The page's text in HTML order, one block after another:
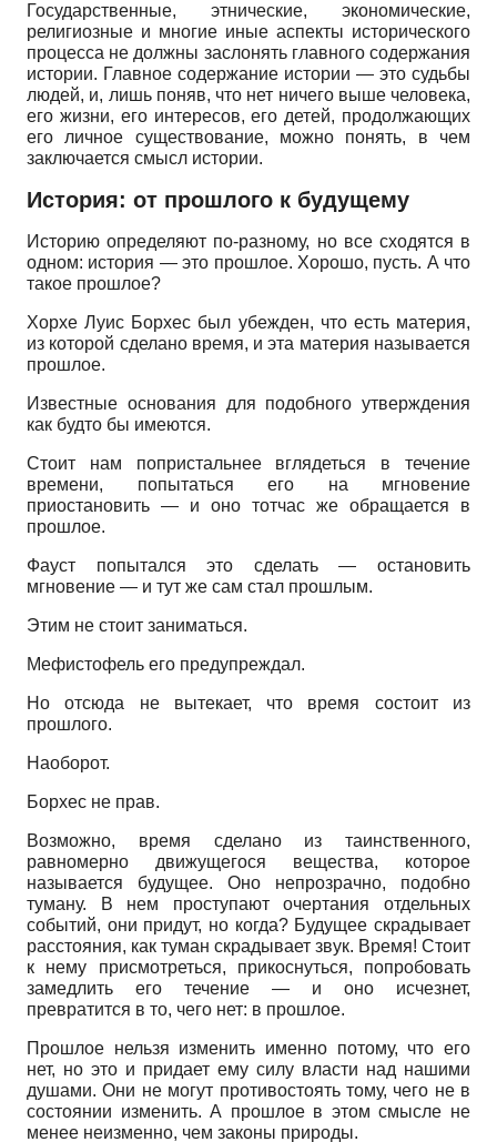
Государственные, этнические, экономические,
религиозные и многие иные аспекты исторического
процесса не должны заслонять главного содержания
истории. Главное содержание истории — это судьбы
людей, и, лишь поняв, что нет ничего выше человека,
его жизни, его интересов, его детей, продолжающих
его личное существование, можно понять, в чем
заключается смысл истории.
История: от прошлого к будущему
Историю определяют по-разному, но все сходятся в
одном: история — это прошлое. Хорошо, пусть. А что
такое прошлое?
Хорхе Луис Борхес был убежден, что есть материя,
из которой сделано время, и эта материя называется
прошлое.
Известные основания для подобного утверждения
как будто бы имеются.
Стоит нам попристальнее вглядеться в течение
времени, попытаться его на мгновение
приостановить — и оно тотчас же обращается в
прошлое.
Фауст попытался это сделать — остановить
мгновение — и тут же сам стал прошлым.
Этим не стоит заниматься.
Мефистофель его предупреждал.
Но отсюда не вытекает, что время состоит из
прошлого.
Наоборот.
Борхес не прав.
Возможно, время сделано из таинственного,
равномерно движущегося вещества, которое
называется будущее. Оно непрозрачно, подобно
туману. В нем проступают очертания отдельных
событий, они придут, но когда? Будущее скрадывает
расстояния, как туман скрадывает звук. Время! Стоит
к нему присмотреться, прикоснуться, попробовать
замедлить его течение — и оно исчезнет,
превратится в то, чего нет: в прошлое.
Прошлое нельзя изменить именно потому, что его
нет, но это и придает ему силу власти над нашими
душами. Они не могут противостоять тому, чего не в
состоянии изменить. А прошлое в этом смысле не
менее неизменно, чем законы природы.